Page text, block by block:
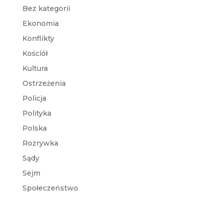
Bez kategorii
Ekonomia
Konflikty
Kościół
Kultura
Ostrzeżenia
Policja
Polityka
Polska
Rozrywka
Sądy
Sejm
Społeczeństwo